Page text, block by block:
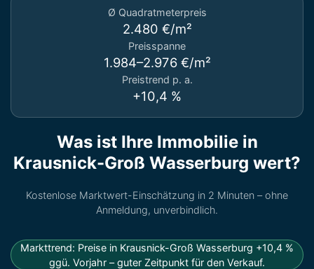
Ø Quadratmeterpreis
2.480 €/m²
Preisspanne
1.984–2.976 €/m²
Preistrend p. a.
+10,4 %
Was ist Ihre Immobilie in
Krausnick-Groß Wasserburg wert?
Kostenlose Marktwert-Einschätzung in 2 Minuten – ohne
Anmeldung, unverbindlich.
Markttrend: Preise in Krausnick-Groß Wasserburg +10,4 %
ggü. Vorjahr – guter Zeitpunkt für den Verkauf.